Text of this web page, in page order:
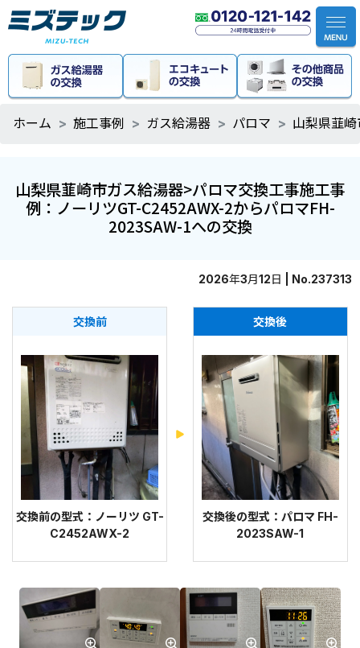
ホーム 施工事例 ガス給湯器 パロマ 山梨県韮
山梨県韮崎市ガス給湯器>パロマ交換工事施工事
例：ノーリツGT-C2452AWX-2からパロマFH-
2023SAW-1への交換
2026年3月12日 | No.237313
交換前
交換前の型式：ノーリツ GT-
C2452AWX-2
交換後
交換後の型式：パロマ FH-
2023SAW-1